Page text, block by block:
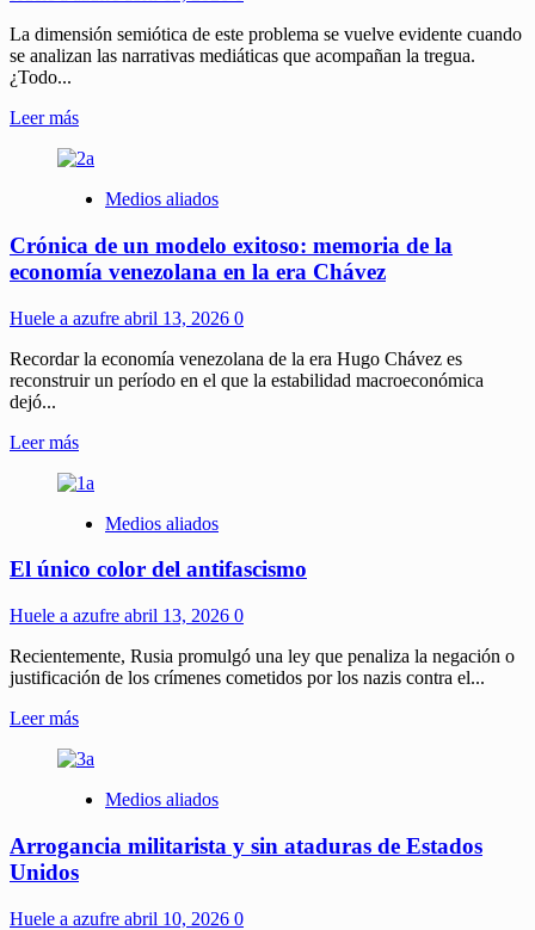
La dimensión semiótica de este problema se vuelve evidente cuando
se analizan las narrativas mediáticas que acompañan la tregua.
¿Todo...
Leer másLeer
sobre
de
tregua
Medios aliados
Crónica de un modelo exitoso: memoria de la
economía venezolana en la era Chávez
Huele a azufre abril 13, 2026 0
Recordar la economía venezolana de la era Hugo Chávez es
reconstruir un período en el que la estabilidad macroeconómica
dejó...
Leer másLeer
sobre
de
modelo
memoria
la
economía
en
era
Medios aliados
El único color del antifascismo
Huele a azufre abril 13, 2026 0
Recientemente, Rusia promulgó una ley que penaliza la negación o
justificación de los crímenes cometidos por los nazis contra el...
Leer másLeer
sobre
único
del
antifascismo
Medios aliados
Arrogancia militarista y sin ataduras de Estados
Unidos
Huele a azufre abril 10, 2026 0